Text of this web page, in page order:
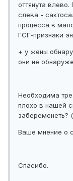
оттянута
слева -
процесса в
ГСГ-признаки
+ у жены
они не
Необходима
плохо в нашей
забеременеть?
Ваше мнение о
Спасибо.